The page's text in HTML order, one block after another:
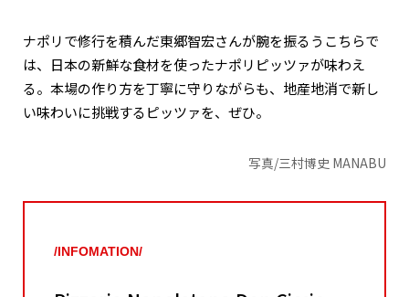
ナポリで修行を積んだ東郷智宏さんが腕を振るうこちらで
は、日本の新鮮な食材を使ったナポリピッツァが味わえ
る。本場の作り方を丁寧に守りながらも、地産地消で新し
い味わいに挑戦するピッツァを、ぜひ。
写真/三村博史 MANABU
/INFOMATION/